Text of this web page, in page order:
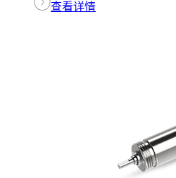
查看详情